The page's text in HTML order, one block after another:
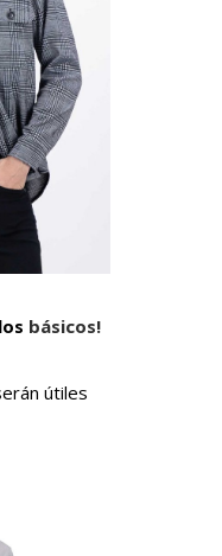
básicos!
útiles